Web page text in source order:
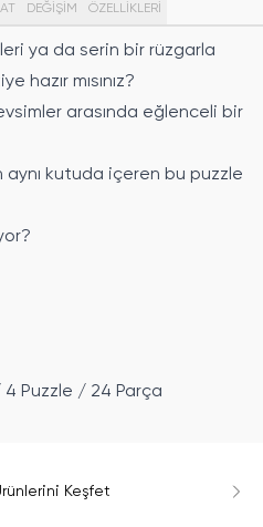
DEĞİŞİM
ÖZELLIKLERI
ya da serin bir rüzgarla
hazır mısınız?
arasında eğlenceli bir
kutuda içeren bu puzzle
4 Puzzle / 24 Parça
Keşfet